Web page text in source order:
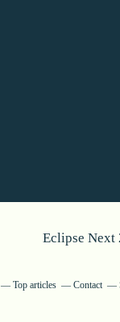
Eclipse Next
Top articles Contact